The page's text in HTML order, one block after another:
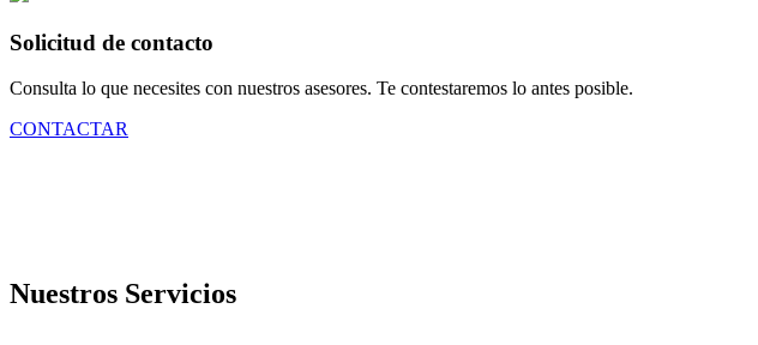
Solicitud de contacto
Consulta lo que necesites con nuestros asesores. Te contestaremos lo antes posible.
CONTACTAR
Nuestros Servicios